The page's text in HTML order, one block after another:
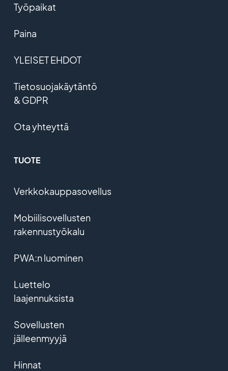
Työpaikat
Paina
YLEISET EHDOT
Tietosuojakäytäntö
& GDPR
Ota yhteyttä
TUOTE
Verkkokauppasovellus
Mobiilisovellusten
rakennustyökalu
PWA:n luominen
Luettelo
laajennuksista
Sovellusten
jälleenmyyjä
Hinnat